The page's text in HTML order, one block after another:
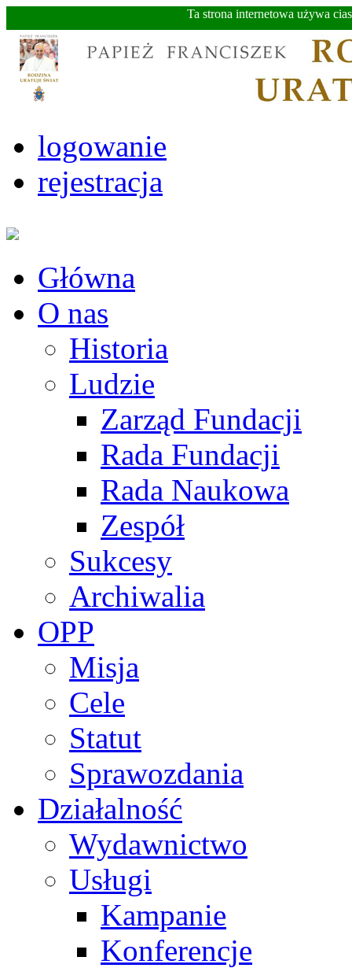
Ta strona internetowa używa
logowanie
rejestracja
Główna
O nas
Historia
Ludzie
Zarząd Fundacji
Rada Fundacji
Rada Naukowa
Zespół
Sukcesy
Archiwalia
OPP
Misja
Cele
Statut
Sprawozdania
Działalność
Wydawnictwo
Usługi
Kampanie
Konferencje